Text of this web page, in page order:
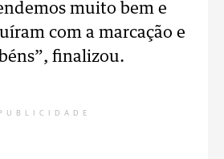
muito bem e
com a marcação e
finalizou.
PUBLICIDADE